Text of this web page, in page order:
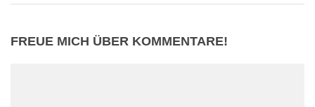
FREUE MICH ÜBER KOMMENTARE!